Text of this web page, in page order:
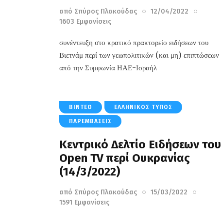
από Σπύρος Πλακούδας
12/04/2022
1603 Εμφανίσεις
συνέντευξη στο κρατικό πρακτορείο ειδήσεων του
Βιετνάμ περί των γεωπολιτικών (και μη) επιπτώσεων
από την Συμφωνία ΗΑΕ-Ισραήλ
ΒΊΝΤΕΟ ΕΛΛΗΝΙΚΌΣ ΤΎΠΟΣ
ΠΑΡΕΜΒΆΣΕΙΣ
Κεντρικό Δελτίο Ειδήσεων του
Open TV περί Ουκρανίας
(14/3/2022)
από Σπύρος Πλακούδας
15/03/2022
1591 Εμφανίσεις